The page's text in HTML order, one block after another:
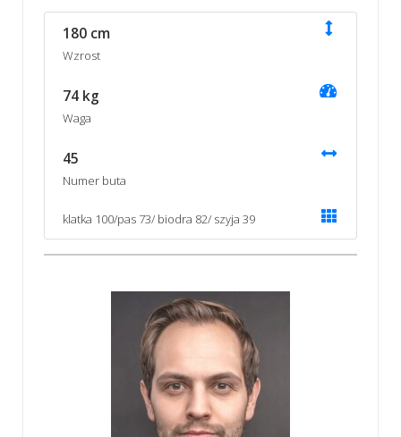
180 cm
Wzrost
74 kg
Waga
45
Numer buta
klatka 100/pas 73/ biodra 82/ szyja 39